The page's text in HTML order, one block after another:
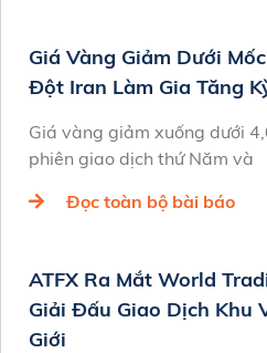
Giá Vàng Giảm Dưới
Đột Iran Làm Gia Tăng
Giá vàng giảm xuống dưới
phiên giao dịch thứ Năm và
Đọc toàn bộ bài báo
ATFX Ra Mắt World
Giải Đấu Giao Dịch Khu
Giới